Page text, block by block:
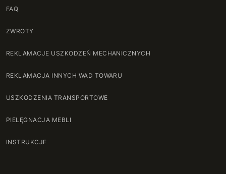
FAQ
ZWROTY
REKLAMACJE USZKODZEŃ MECHANICZNYCH
REKLAMACJA INNYCH WAD TOWARU
USZKODZENIA TRANSPORTOWE
PIELĘGNACJA MEBLI
INSTRUKCJE